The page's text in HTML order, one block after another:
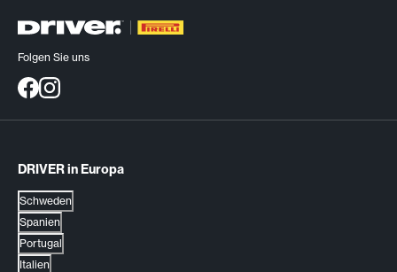
Folgen Sie uns
DRIVER in Europa
Schweden
Spanien
Portugal
Italien